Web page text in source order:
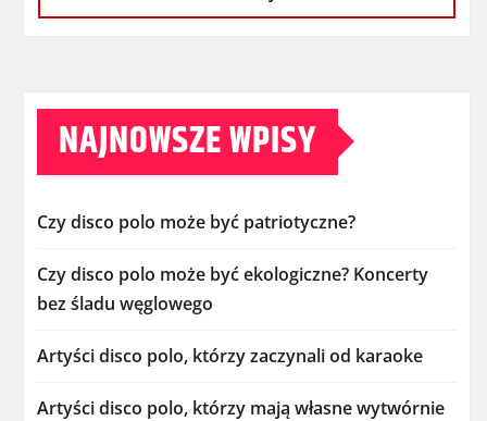
NAJNOWSZE WPISY
Czy disco polo może być patriotyczne?
Czy disco polo może być ekologiczne? Koncerty
bez śladu węglowego
Artyści disco polo, którzy zaczynali od karaoke
Artyści disco polo, którzy mają własne wytwórnie